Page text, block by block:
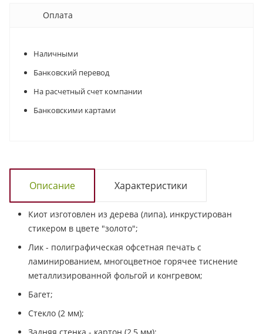
Оплата
Наличными
Банковский перевод
На расчетный счет компании
Банковскими картами
Описание Характеристики
Киот изготовлен из дерева (липа), инкрустирован
стикером в цвете "золото";
Лик - полиграфическая офсетная печать с
ламинированием, многоцветное горячее тиснение
металлизированной фольгой и конгревом;
Багет;
Стекло (2 мм);
Задняя стенка - картон (2,5 мм);